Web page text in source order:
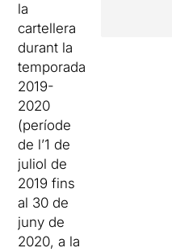
la
cartellera
durant la
temporada
2019-
2020
(període
de l’1 de
juliol de
2019 fins
al 30 de
juny de
2020, a la